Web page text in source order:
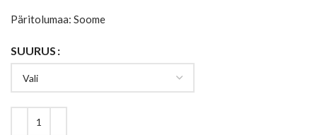
Päritolumaa: Soome
SUURUS